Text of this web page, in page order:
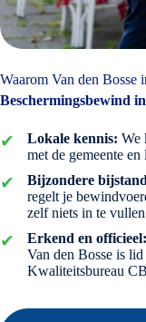
Waarom Van den Bosse
Beschermingsbewind
Lokale kennis: We
met de gemeente
Bijzondere
regelt je
zelf niets in te
Erkend en officieel:
Van den Bosse is
Kwaliteitsbureau